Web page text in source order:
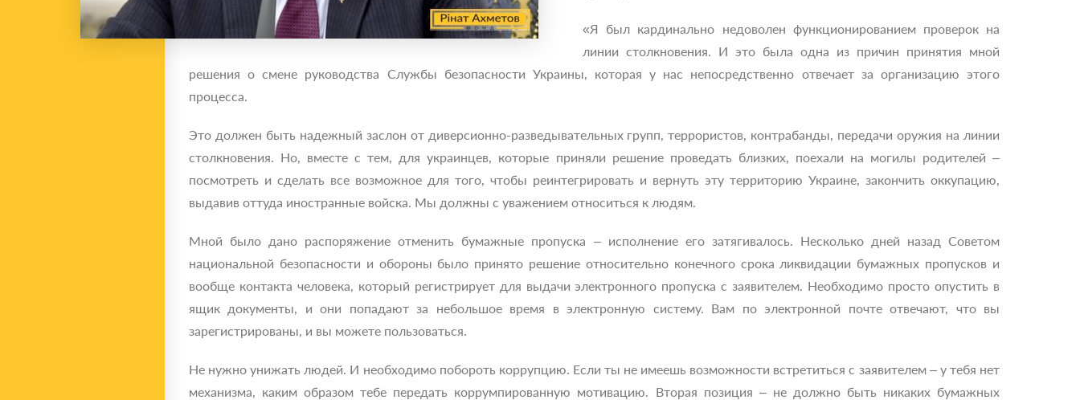
«Я был кардинально недоволен функционированием проверок на
линии столкновения. И это была одна из причин принятия мной
решения о смене руководства Службы безопасности Украины, которая у нас непосредственно отвечает за организацию этого
процесса.
Это должен быть надежный заслон от диверсионно-разведывательных групп, террористов, контрабанды, передачи оружия на линии
столкновения. Но, вместе с тем, для украинцев, которые приняли решение проведать близких, поехали на могилы родителей –
посмотреть и сделать все возможное для того, чтобы реинтегрировать и вернуть эту территорию Украине, закончить оккупацию,
выдавив оттуда иностранные войска. Мы должны с уважением относиться к людям.
Мной было дано распоряжение отменить бумажные пропуска – исполнение его затягивалось. Несколько дней назад Советом
национальной безопасности и обороны было принято решение относительно конечного срока ликвидации бумажных пропусков и
вообще контакта человека, который регистрирует для выдачи электронного пропуска с заявителем. Необходимо просто опустить в
ящик документы, и они попадают за небольшое время в электронную систему. Вам по электронной почте отвечают, что вы
зарегистрированы, и вы можете пользоваться.
Не нужно унижать людей. И необходимо побороть коррупцию. Если ты не имеешь возможности встретиться с заявителем – у тебя нет
механизма, каким образом тебе передать коррумпированную мотивацию. Вторая позиция – не должно быть никаких бумажных